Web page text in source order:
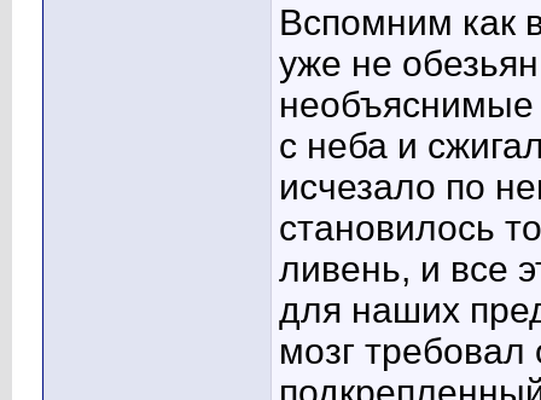
Вспомним как
уже не
необъяснимые
с неба и
исчезало по
становилось
ливень, и все
для наших
мозг требовал